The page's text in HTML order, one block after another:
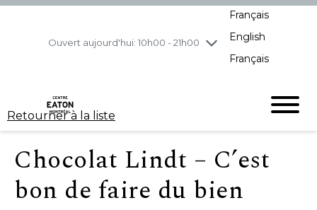
Ouvert aujourd'hui: 10h00 - 21h00
vendredi8/7
10h00 - 21h00
Français
English
Français
Retourner à la liste
Chocolat Lindt – C’est
bon de faire du bien